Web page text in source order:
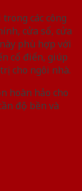
các công
cửa sổ, cửa
phù hợp với
cổ điển, giúp
cho ngôi nhà.
hoàn hảo cho
độ bền và